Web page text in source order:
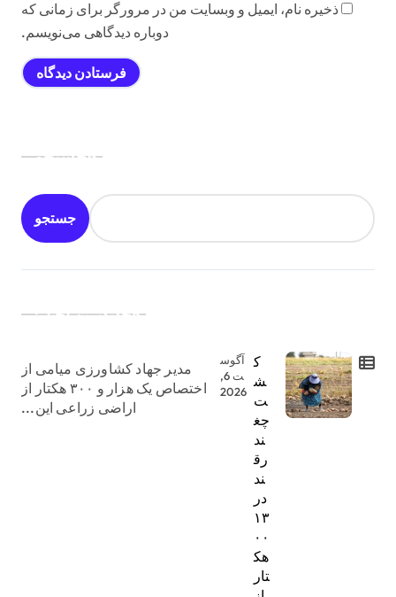
ذخیره نام، ایمیل و وبسایت من در مرورگر برای زمانی که
دوباره دیدگاهی می‌نویسم.
جستجو
جستجو
جدیدترین اخبار:
ک
ش
ت
چغ
ند
رق
ند
در
۱۳
۰۰
هک
تار
آگوس
ت 6,
2026
مدیر جهاد کشاورزی میامی از
اختصاص یک هزار و ۳۰۰ هکتار از
اراضی زراعی این...